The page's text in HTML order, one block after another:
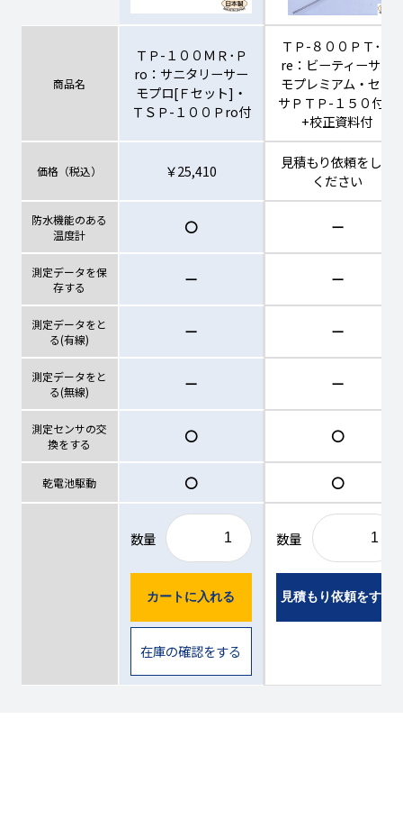
商品名
ＴＰ-１００ＭＲ･Ｐ
ro：サニタリーサー
モプロ[Ｆセット]・
ＴＳＰ-１００Ｐro付
ＴＰ-８００ＰＴ･Ｐ
re：ビーティーサー
モプレミアム・セン
サＰＴＰ-１５０付き
+校正資料付
価格（税込） ￥25,410
見積もり依頼をして
ください
防水機能のある
温度計
〇 ー
測定データを保
存する
ー ー
測定データをと
る(有線)
ー ー
測定データをと
る(無線)
ー ー
測定センサの交
換をする
〇 〇
乾電池駆動 〇 〇
数量
カートに入れる
在庫の確認をする
数量
見積もり依頼をする